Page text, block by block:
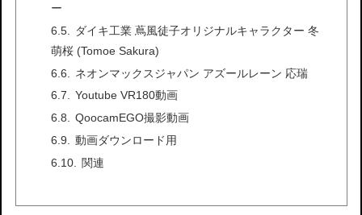
ー
ダイキ工業 蔦風徒子オリジナルキャラクター 冬
萌桜 (Tomoe Sakura)
ネオンマックスジャパン アズールレーン 応瑞
Youtube VR180動画
QoocamEGO撮影動画
動画ダウンロード用
関連